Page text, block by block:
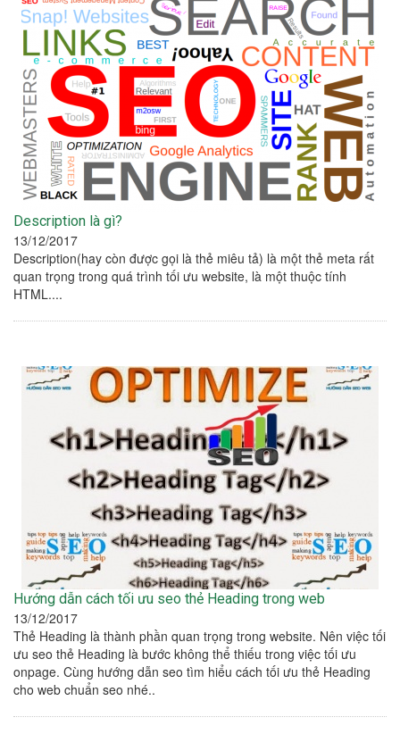
Description là gì?
13/12/2017
Description(hay còn được gọi là thẻ miêu tả) là một thẻ meta rất
quan trọng trong quá trình tối ưu website, là một thuộc tính
HTML....
Hướng dẫn cách tối ưu seo thẻ Heading trong web
13/12/2017
Thẻ Heading là thành phần quan trọng trong website. Nên việc tối
ưu seo thẻ Heading là bước không thể thiếu trong việc tối ưu
onpage. Cùng hướng dẫn seo tìm hiểu cách tối ưu thẻ Heading
cho web chuẩn seo nhé..